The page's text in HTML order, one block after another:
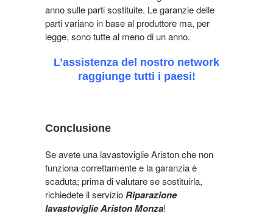
anno sulle parti sostituite. Le garanzie delle
parti variano in base al produttore ma, per
legge, sono tutte al meno di un anno.
L’assistenza del nostro network
raggiunge tutti i paesi!
Conclusione
Se avete una lavastoviglie Ariston che non
funziona correttamente e la garanzia è
scaduta; prima di valutare se sostituirla,
richiedete il servizioRiparazione
lavastoviglie Ariston Monza!